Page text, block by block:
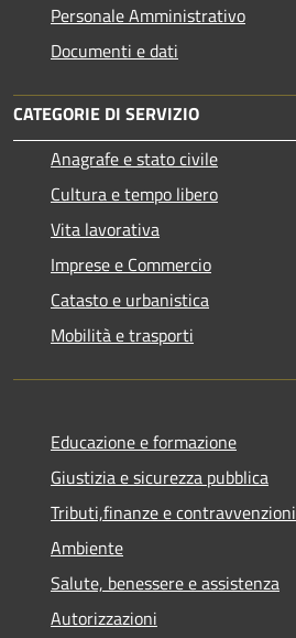
Personale Amministrativo
Documenti e dati
CATEGORIE DI SERVIZIO
Anagrafe e stato civile
Cultura e tempo libero
Vita lavorativa
Imprese e Commercio
Catasto e urbanistica
Mobilità e trasporti
Educazione e formazione
Giustizia e sicurezza pubblica
Tributi,finanze e contravvenzioni
Ambiente
Salute, benessere e assistenza
Autorizzazioni